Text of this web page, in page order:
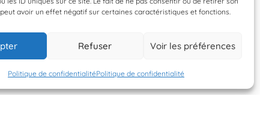
avoir un effet négatif sur certaines caractéristiques et fonctions.
Refuser Voir les préférences
Politique de confidentialitéPolitique de confidentialité
louiseandersen1